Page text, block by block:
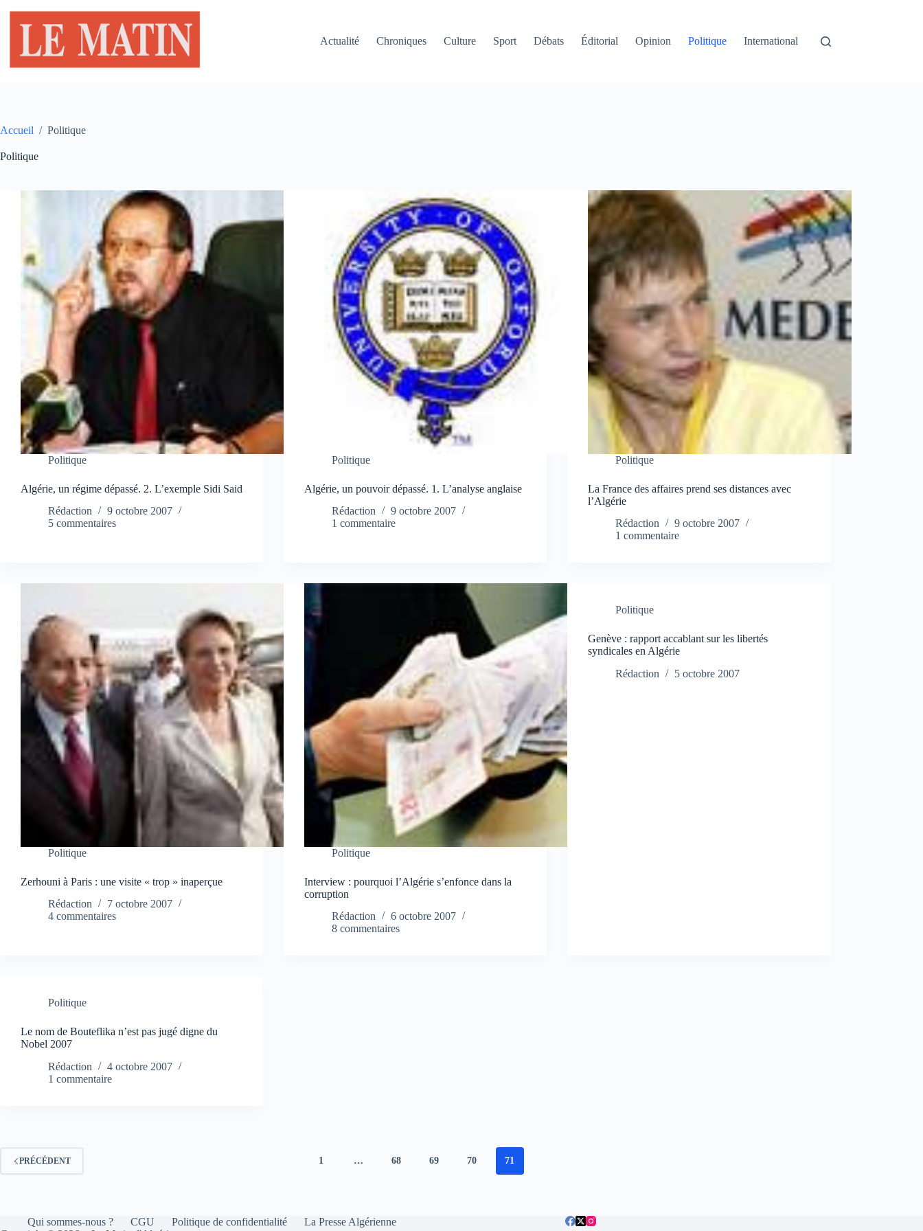
contenu
Actualité
Chroniques Culture Sport Débats Éditorial Opinion Politique International
Accueil / Politique
Politique
Politique
Algérie, un régime dépassé. 2. L’exemple Sidi Said
Rédaction
9 octobre 2007
5 commentaires
Politique
Algérie, un pouvoir dépassé. 1. L’analyse anglaise
Rédaction
9 octobre 2007
1 commentaire
Politique
La France des affaires prend ses distances avec
l’Algérie
Rédaction
9 octobre 2007
1 commentaire
Politique
Zerhouni à Paris : une visite « trop » inaperçue
Rédaction
7 octobre 2007
4 commentaires
Politique
Interview : pourquoi l’Algérie s’enfonce dans la
corruption
Rédaction
6 octobre 2007
8 commentaires
Politique
Genève : rapport accablant sur les libertés
syndicales en Algérie
Rédaction
5 octobre 2007
Politique
Le nom de Bouteflika n’est pas jugé digne du
Nobel 2007
Rédaction
4 octobre 2007
1 commentaire
PRÉCÉDENT 1 … 68 69 70 71
Qui sommes-nous ? CGU Politique de confidentialité
La Presse Algérienne